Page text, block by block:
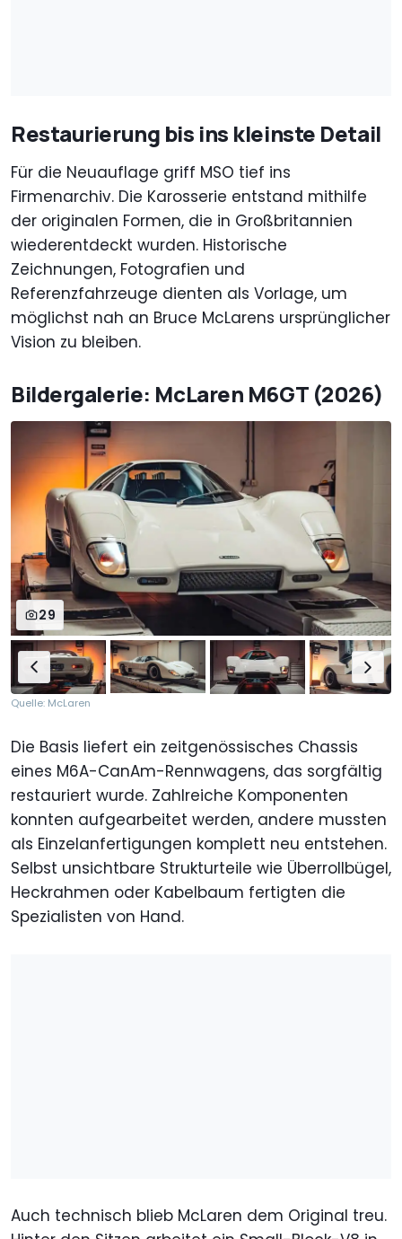
Restaurierung bis ins kleinste Detail
Für die Neuauflage griff MSO tief ins
Firmenarchiv. Die Karosserie entstand mithilfe
der originalen Formen, die in Großbritannien
wiederentdeckt wurden. Historische
Zeichnungen, Fotografien und
Referenzfahrzeuge dienten als Vorlage, um
möglichst nah an Bruce McLarens ursprünglicher
Vision zu bleiben.
Bildergalerie: McLaren M6GT (2026)
29
Quelle: McLaren
Die Basis liefert ein zeitgenössisches Chassis
eines M6A-CanAm-Rennwagens, das sorgfältig
restauriert wurde. Zahlreiche Komponenten
konnten aufgearbeitet werden, andere mussten
als Einzelanfertigungen komplett neu entstehen.
Selbst unsichtbare Strukturteile wie Überrollbügel,
Heckrahmen oder Kabelbaum fertigten die
Spezialisten von Hand.
Auch technisch blieb McLaren dem Original treu.